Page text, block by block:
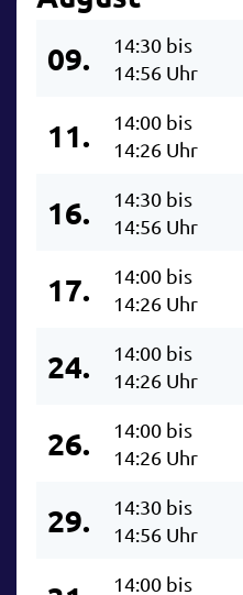
09.
14:30 bis
14:56 Uhr
11.
14:00 bis
14:26 Uhr
16.
14:30 bis
14:56 Uhr
17.
14:00 bis
14:26 Uhr
24.
14:00 bis
14:26 Uhr
26.
14:00 bis
14:26 Uhr
29.
14:30 bis
14:56 Uhr
14:00 bis